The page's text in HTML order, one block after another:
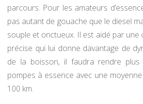
parcours. Pour les amateurs
pas autant de gouache que le diesel
souple et onctueux. Il est aidé par une
précise qui lui donne davantage de
de la boisson, il faudra rendre plus
pompes à essence avec une
100 km.